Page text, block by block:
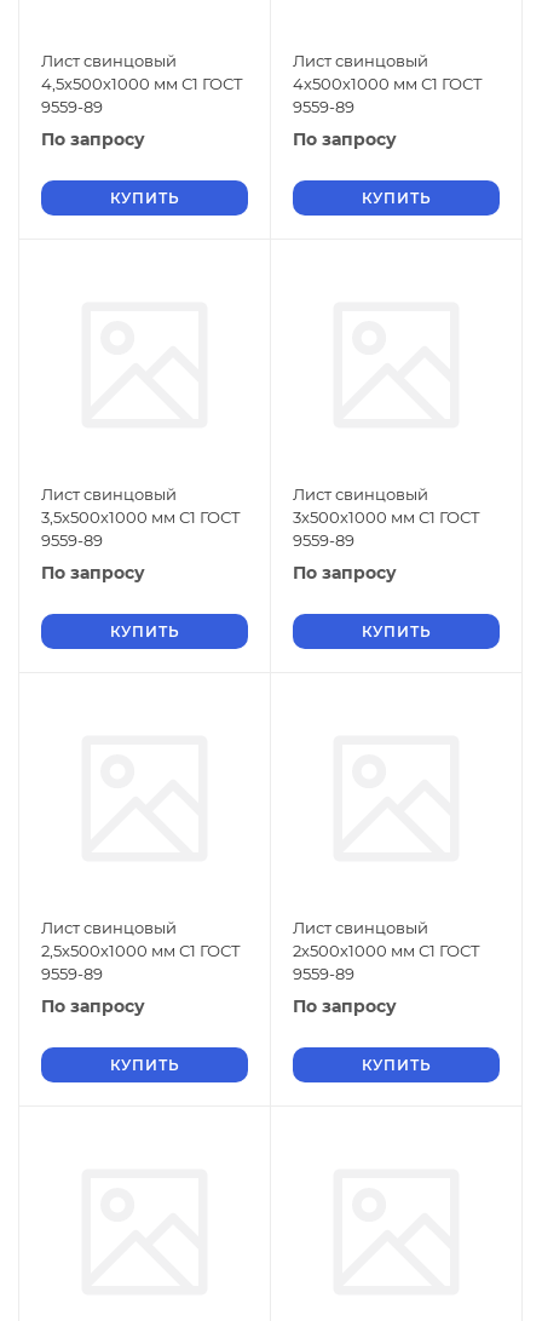
Лист свинцовый
4,5х500х1000 мм С1 ГОСТ
9559-89
По запросу
КУПИТЬ
Лист свинцовый
4х500х1000 мм С1 ГОСТ
9559-89
По запросу
КУПИТЬ
Лист свинцовый
3,5х500х1000 мм С1 ГОСТ
9559-89
По запросу
КУПИТЬ
Лист свинцовый
3х500х1000 мм С1 ГОСТ
9559-89
По запросу
КУПИТЬ
Лист свинцовый
2,5х500х1000 мм С1 ГОСТ
9559-89
По запросу
КУПИТЬ
Лист свинцовый
2х500х1000 мм С1 ГОСТ
9559-89
По запросу
КУПИТЬ